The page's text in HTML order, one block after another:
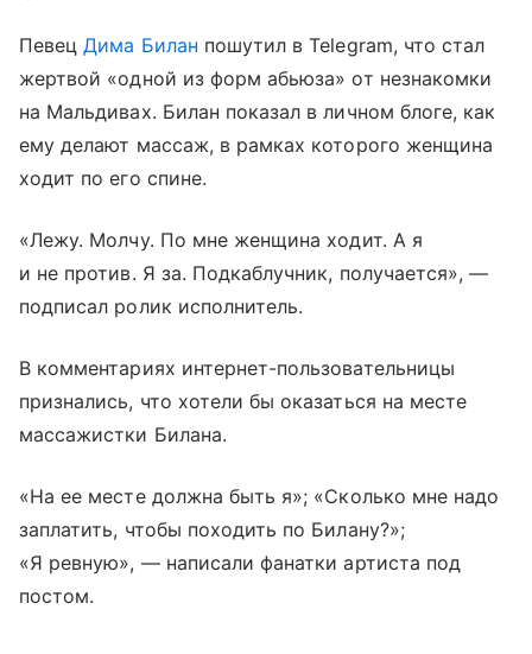
ПевецДима Билан пошутил в Telegram, что стал
жертвой «одной из форм абьюза» от незнакомки
на Мальдивах. Билан показал в личном блоге, как
ему делают массаж, в рамках которого женщина
ходит по его спине.
«Лежу. Молчу. По мне женщина ходит. А я
и не против. Я за. Подкаблучник, получается», —
подписал ролик исполнитель.
В комментариях интернет-пользовательницы
признались, что хотели бы оказаться на месте
массажистки Билана.
«На ее месте должна быть я»; «Сколько мне надо
заплатить, чтобы походить по Билану?»;
«Я ревную», — написали фанатки артиста под
постом.